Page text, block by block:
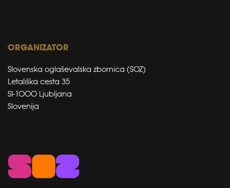
ORGANIZATOR
Slovenska oglaševalska zbornica (SOZ)
Letališka cesta 35
SI-1000 Ljubljana
Slovenija